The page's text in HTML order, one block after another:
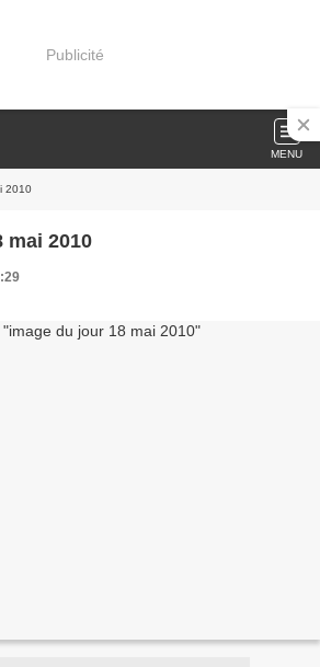
Publicité
MENU
2010
mai 2010